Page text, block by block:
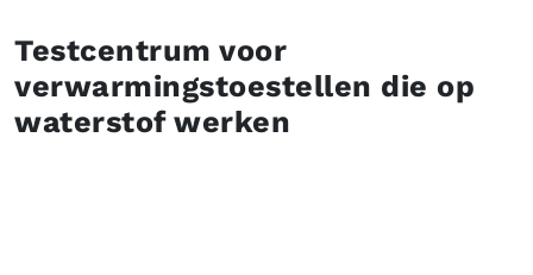
Testcentrum voor
verwarmingstoestellen die op
waterstof werken